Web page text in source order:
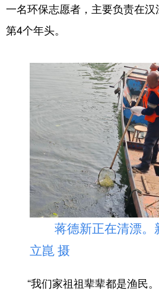
文化产业
地方频道
天津
辽宁 吉林
浙江 安徽
山东 河南
广东 广西
四川 贵州
一名环保志愿者，主要负责在
第4个年头。
蒋德新正在清漂。
立崑 摄
“我们家祖祖辈辈都是渔民。